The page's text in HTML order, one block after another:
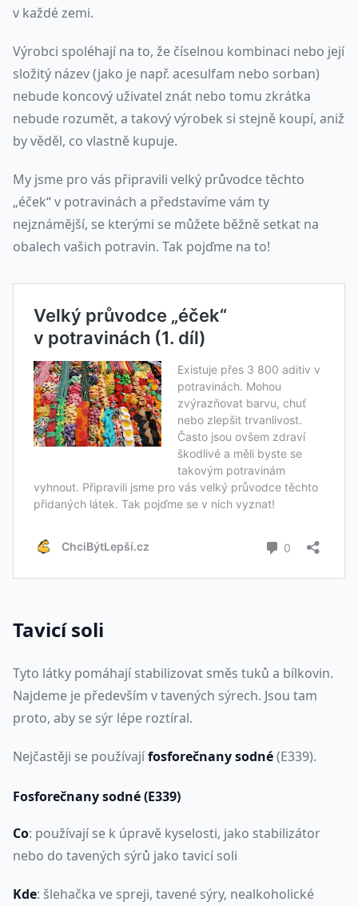
v každé zemi.
Výrobci spoléhají na to, že číselnou kombinaci nebo její
složitý název (jako je např. acesulfam nebo sorban)
nebude koncový uživatel znát nebo tomu zkrátka
nebude rozumět, a takový výrobek si stejně koupí, aniž
by věděl, co vlastně kupuje.
My jsme pro vás připravili velký průvodce těchto
„éček“ v potravinách a představíme vám ty
nejznámější, se kterými se můžete běžně setkat na
obalech vašich potravin. Tak pojďme na to!
Tavicí soli
Tyto látky pomáhají stabilizovat směs tuků a bílkovin.
Najdeme je především v tavených sýrech. Jsou tam
proto, aby se sýr lépe roztíral.
Nejčastěji se používajífosforečnanysodné(E339).
Fosforečnany sodné (E339)
Co: používají se k úpravě kyselosti, jako stabilizátor
nebo do tavených sýrů jako tavicí soli
Kde: šlehačka ve spreji, tavené sýry, nealkoholické